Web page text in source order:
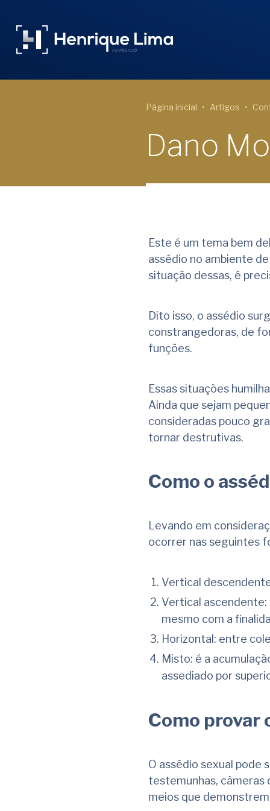
Página inicial Artigos
Dano
Este é um tema bem
assédio no ambiente
situação dessas, é
Dito isso, o assédio
constrangedoras, de
funções.
Essas situações
Ainda que sejam
consideradas pouco
tornar destrutivas.
Como o
Levando em
ocorrer nas seguintes
Vertical
Vertical ascendente:
mesmo com a
Horizontal: entre
Misto: é a
assediado por
Como provar
O assédio sexual pode
testemunhas,
meios que